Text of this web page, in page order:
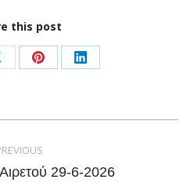
this post
Share
Pinterest
Share
LinkedIn
Previous29-6-2026